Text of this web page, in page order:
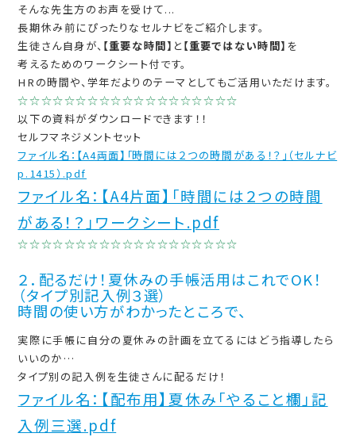
そんな先生方のお声を受けて...
長期休み前にぴったりなセルナビをご紹介します。
生徒さん自身が、 【重要な時間】 と【重要ではない時間】 を
考えるためのワークシート付です。
HRの時間や、学年だよりのテーマとしてもご活用いただけます。
☆☆☆☆☆☆☆☆☆☆☆☆☆☆☆☆☆☆☆
以下の資料がダウンロードできます！！
セルフマネジメントセット
ファイル名：【A4両面】「時間には２つの時間がある！？」（セルナビ
p.1415）.pdf
ファイル名：【A4片面】「時間には２つの時間
がある！？」ワークシート.pdf
☆☆☆☆☆☆☆☆☆☆☆☆☆☆☆☆☆☆☆
２． 配るだけ！夏休みの手帳活用はこれでOK！
（タイプ別記入例３選）
時間の使い方がわかったところで、
実際に手帳に自分の夏休みの計画を立てるにはどう指導したら
いいのか…
タイプ別の記入例を生徒さんに配るだけ！
ファイル名：【配布用】夏休み「やること欄」記
入例三選.pdf